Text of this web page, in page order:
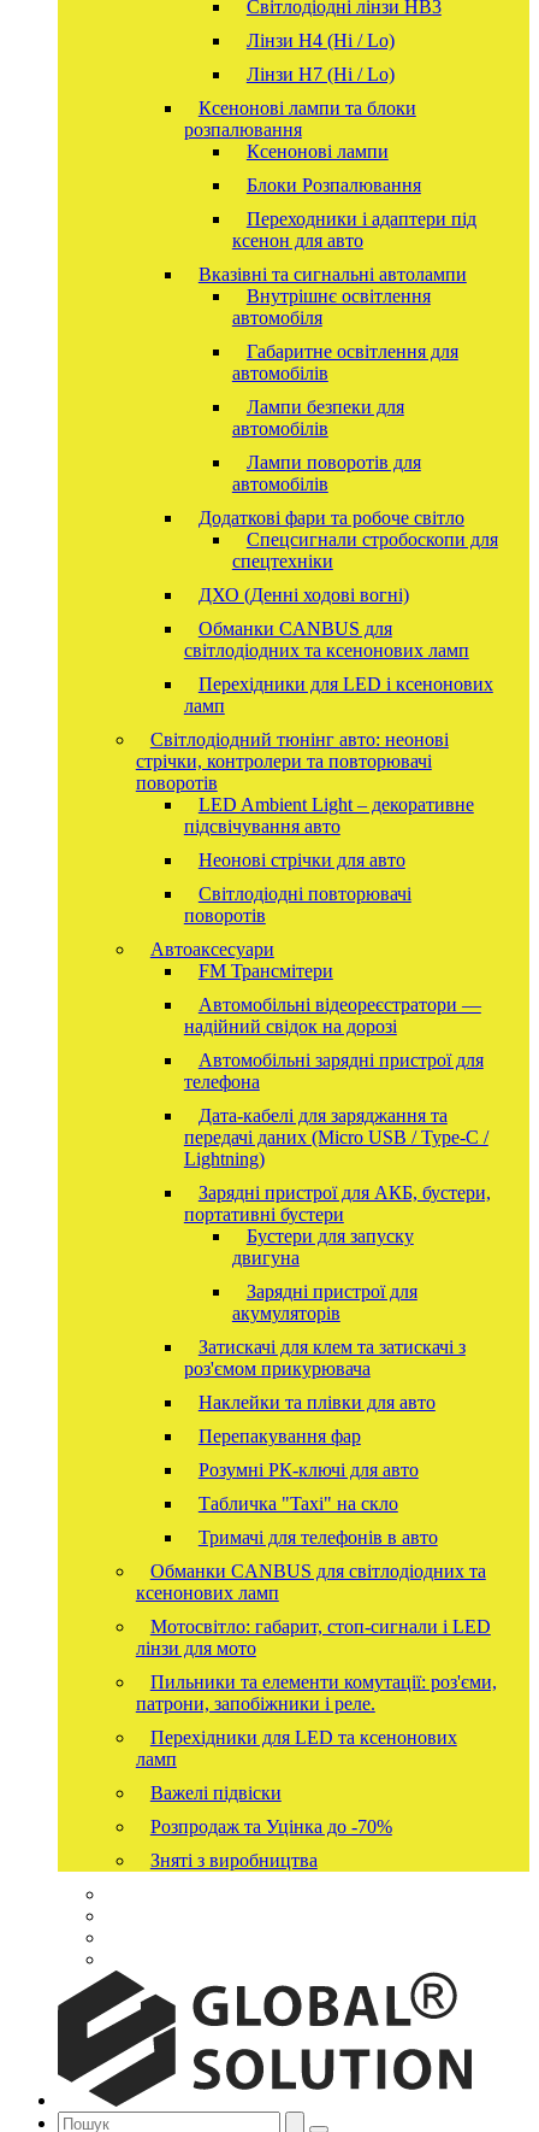
Світлодіодні лінзи HB3
Лінзи Н4 (Hi / Lo)
Лінзи Н7 (Hi / Lo)
Ксенонові лампи та блоки
розпалювання
Ксенонові лампи
Блоки Розпалювання
Переходники і адаптери під
ксенон для авто
Вказівні та сигнальні автолампи
Внутрішнє освітлення
автомобіля
Габаритне освітлення для
автомобілів
Лампи безпеки для
автомобілів
Лампи поворотів для
автомобілів
Додаткові фари та робоче світло
Спецсигнали стробоскопи для
спецтехніки
ДХО (Денні ходові вогні)
Обманки CANBUS для
світлодіодних та ксенонових ламп
Перехідники для LED і ксенонових
ламп
Світлодіодний тюнінг авто: неонові
стрічки, контролери та повторювачі
поворотів
LED Ambient Light – декоративне
підсвічування авто
Неонові стрічки для авто
Світлодіодні повторювачі
поворотів
Автоаксесуари
FM Трансмітери
Автомобільні відеореєстратори —
надійний свідок на дорозі
Автомобільні зарядні пристрої для
телефона
Дата-кабелі для заряджання та
передачі даних (Micro USB / Type-C /
Lightning)
Зарядні пристрої для АКБ, бустери,
портативні бустери
Бустери для запуску
двигуна
Зарядні пристрої для
акумуляторів
Затискачі для клем та затискачі з
роз'ємом прикурювача
Наклейки та плівки для авто
Перепакування фар
Розумні РК-ключі для авто
Табличка "Taxi" на скло
Тримачі для телефонів в авто
Обманки CANBUS для світлодіодних та
ксенонових ламп
Мотосвітло: габарит, стоп-сигнали і LED
лінзи для мото
Пильники та елементи комутації: роз'єми,
патрони, запобіжники і реле.
Перехідники для LED та ксенонових
ламп
Важелі підвіски
Розпродаж та Уцінка до -70%
Зняті з виробництва